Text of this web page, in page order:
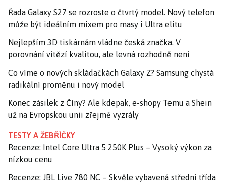
Řada Galaxy S27 se rozroste o čtvrtý model. Nový telefon
může být ideálním mixem pro masy i Ultra elitu
Nejlepším 3D tiskárnám vládne česká značka. V
porovnání vítězí kvalitou, ale levná rozhodně není
Co víme o nových skládačkách Galaxy Z? Samsung chystá
radikální proměnu i nový model
Konec zásilek z Číny? Ale kdepak, e-shopy Temu a Shein
už na Evropskou unii zřejmě vyzrály
TESTY A ŽEBŘÍČKY
Recenze: Intel Core Ultra 5 250K Plus – Vysoký výkon za
nízkou cenu
Recenze: JBL Live 780 NC – Skvěle vybavená střední třída